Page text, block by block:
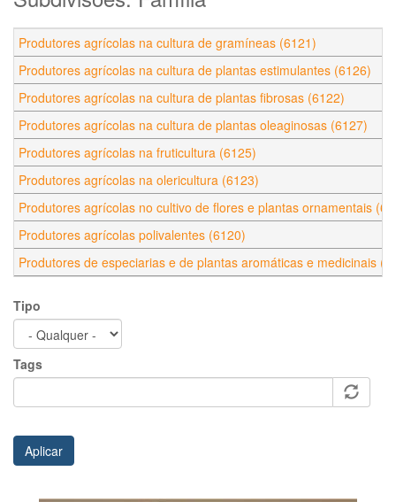
Produtores agrícolas na cultura de gramíneas (6121)
Produtores agrícolas na cultura de plantas estimulantes (6126)
Produtores agrícolas na cultura de plantas fibrosas (6122)
Produtores agrícolas na cultura de plantas oleaginosas (6127)
Produtores agrícolas na fruticultura (6125)
Produtores agrícolas na olericultura (6123)
Produtores agrícolas no cultivo de flores e plantas ornamentais
Produtores agrícolas polivalentes (6120)
Produtores de especiarias e de plantas aromáticas e medicinais
Tipo
Tags
Aplicar